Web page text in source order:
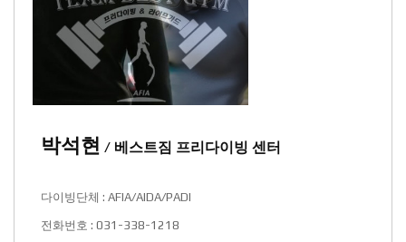
박석현 / 베스트짐 프리다이빙 센터
다이빙단체 : AFIA/AIDA/PADI
전화번호 : 031-338-1218